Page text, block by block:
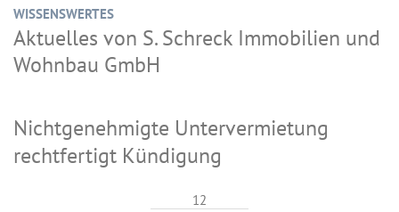
WISSENSWERTES
Aktuelles von S. Schreck Immobilien und
Wohnbau GmbH
Nichtgenehmigte Untervermietung
rechtfertigt Kündigung
12